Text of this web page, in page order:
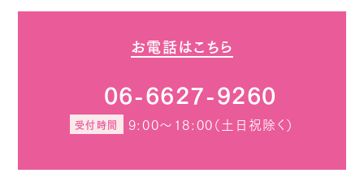
お電話はこちら
06-6627-9260
受付時間 9:00～18:00（土日祝除く）